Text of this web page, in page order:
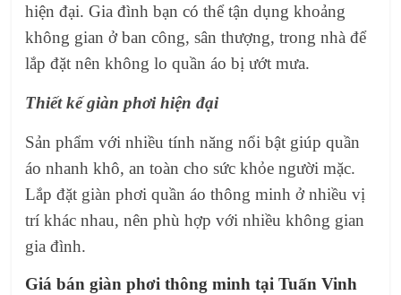
hiện đại. Gia đình bạn có thể tận dụng khoảng
không gian ở ban công, sân thượng, trong nhà để
lắp đặt nên không lo quần áo bị ướt mưa.
Thiết kế giàn phơi hiện đại
Sản phẩm với nhiều tính năng nổi bật giúp quần
áo nhanh khô, an toàn cho sức khỏe người mặc.
Lắp đặt giàn phơi quần áo thông minh ở nhiều vị
trí khác nhau, nên phù hợp với nhiều không gian
gia đình.
Giá bán giàn phơi thông minh tại Tuấn Vinh